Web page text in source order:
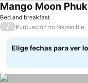
Bed and breakfast
/ Puntuación no disponible
Elige fechas para ver